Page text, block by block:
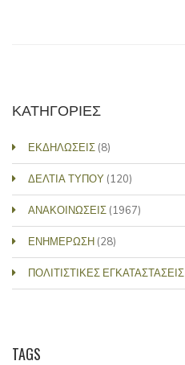
ΚΑΤΗΓΟΡΙΕΣ
ΕΚΔΗΛΩΣΕΙΣ (8)
ΔΕΛΤΙΑ ΤΥΠΟΥ (120)
ΑΝΑΚΟΙΝΩΣΕΙΣ (1967)
ΕΝΗΜΕΡΩΣΗ (28)
ΠΟΛΙΤΙΣΤΙΚΕΣ ΕΓΚΑΤΑΣΤΑΣΕΙΣ
TAGS